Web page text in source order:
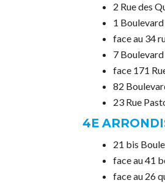
2 Rue des
1
face au 34
7
face 171
82
23 Rue
4E
21 bis
face au 41
face au 26